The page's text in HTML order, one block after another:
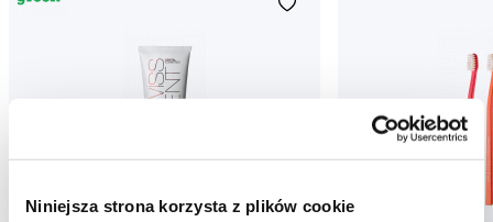
Niniejsza strona korzysta z plików cookie